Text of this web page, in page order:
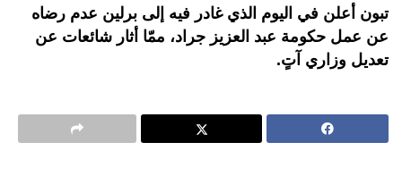
تبون أعلن في اليوم الذي غادر فيه إلى برلين عدم رضاه
عن عمل حكومة عبد العزيز جراد، ممّا أثار شائعات عن
تعديل وزاري آتٍ.